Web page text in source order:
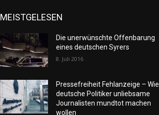
MEISTGELESEN
Die unerwünschte Offenbarung
eines deutschen Syrers
8. Juli 2016
Pressefreiheit Fehlanzeige – Wie
deutsche Politiker unliebsame
Journalisten mundtot machen
wollen